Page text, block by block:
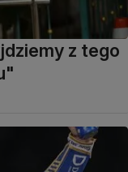
z tego